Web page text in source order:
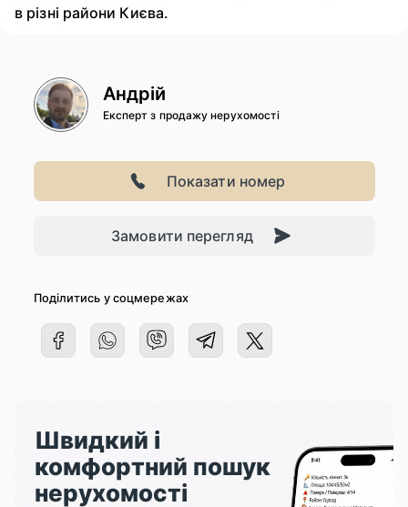
в різні райони Києва.
Андрій
Експерт з продажу нерухомості
Показати номер
Замовити перегляд
Поділитись у соцмережах
Швидкий і
комфортний пошук
нерухомості